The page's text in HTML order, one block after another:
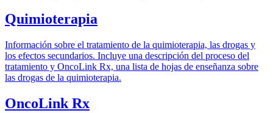
Quimioterapia
Información sobre el tratamiento de la quimioterapia, las drogas y
los efectos secundarios. Incluye una descripción del proceso del
tratamiento y OncoLink Rx, una lista de hojas de enseñanza sobre
las drogas de la quimioterapia.
OncoLink Rx